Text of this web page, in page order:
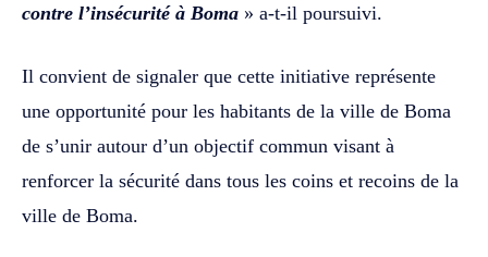
contre l’insécurité à Boma » a-t-il poursuivi.
‎‎Il convient de signaler que cette initiative représente
une opportunité pour les habitants de la ville de Boma
de s’unir autour d’un objectif commun visant à
renforcer la sécurité dans tous les coins et recoins de la
ville de Boma.